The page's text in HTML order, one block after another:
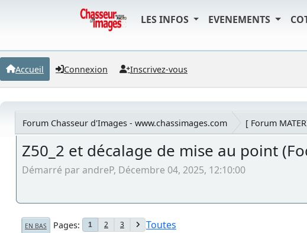
LES INFOS EVENEMENTS
Accueil Connexion Inscrivez-vous
Forum Chasseur d'Images - www.chassimages.com [ Forum
Z50_2 et décalage de mise au point
Démarré par andreP, Décembre 04, 2025, 12:10:00
EN BAS Pages 1 2 3 Toutes